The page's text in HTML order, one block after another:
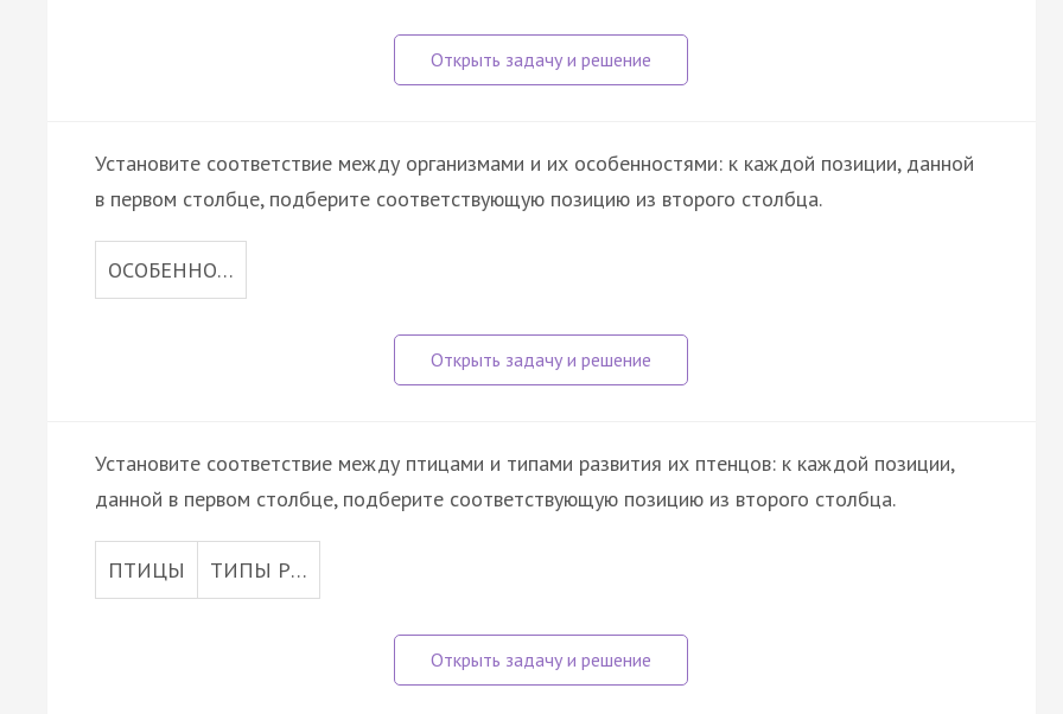
Установите соответствие между организмами и их особенностями: к каждой позиции, данной
в первом столбце, подберите соответствующую позицию из второго столбца.
ОСОБЕННО…
Установите соответствие между птицами и типами развития их птенцов: к каждой позиции,
данной в первом столбце, подберите соответствующую позицию из второго столбца.
ПТИЦЫ ТИПЫ Р…